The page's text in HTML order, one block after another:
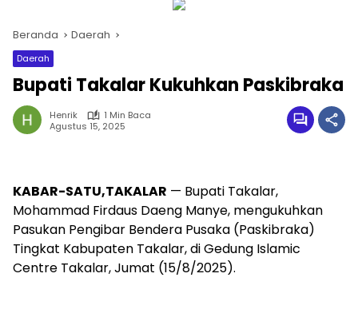
Beranda Daerah
Daerah
Bupati Takalar Kukuhkan Paskibraka
Henrik
1 Min Baca
Agustus 15, 2025
KABAR-SATU,TAKALAR — Bupati Takalar,
Mohammad Firdaus Daeng Manye, mengukuhkan
Pasukan Pengibar Bendera Pusaka (Paskibraka)
Tingkat Kabupaten Takalar, di Gedung Islamic
Centre Takalar, Jumat (15/8/2025).